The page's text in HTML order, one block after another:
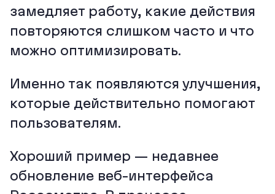
замедляет работу, какие действия
повторяются слишком часто и что
можно оптимизировать.
Именно так появляются улучшения,
которые действительно помогают
пользователям.
Хороший пример — недавнее
обновление веб-интерфейса